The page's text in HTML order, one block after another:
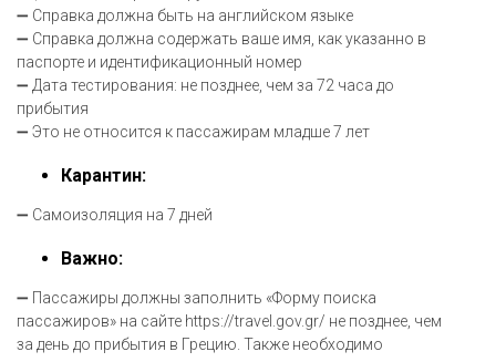
➖ Справка должна быть на английском языке
➖ Справка должна содержать ваше имя, как указанно в
паспорте и идентификационный номер
➖ Дата тестирования: не позднее, чем за 72 часа до
прибытия
➖ Это не относится к пассажирам младше 7 лет
Карантин:
➖ Самоизоляция на 7 дней
Важно:
➖ Пассажиры должны заполнить «Форму поиска
пассажиров» на сайте https://travel.gov.gr/ не позднее, чем
за день до прибытия в Грецию. Также необходимо